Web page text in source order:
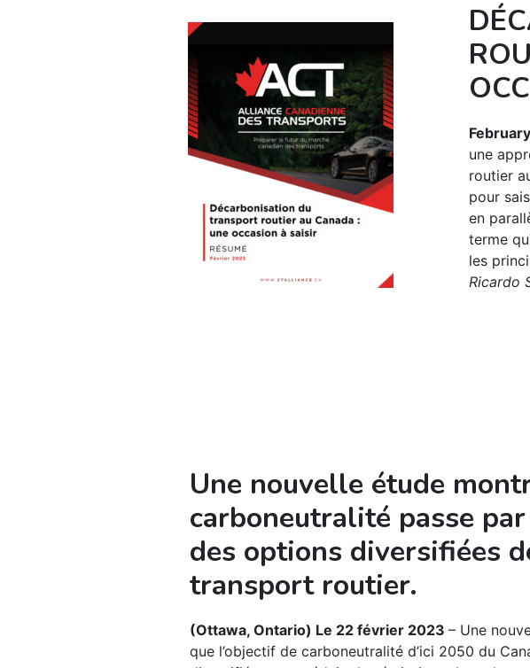
une
routier
pour
en
terme
les
Ricardo
Une nouvelle étude
carboneutralité passe
des options diversifiées
transport routier.
(Ottawa, Ontario) Le 22 février 2023 – Une
que l’objectif de carboneutralité d’ici 2050 du